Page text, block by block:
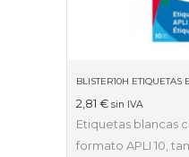
BLISTER10H ETIQUETAS
2,81 € sin IVA
Etiquetas blancas
formato APLI 10,